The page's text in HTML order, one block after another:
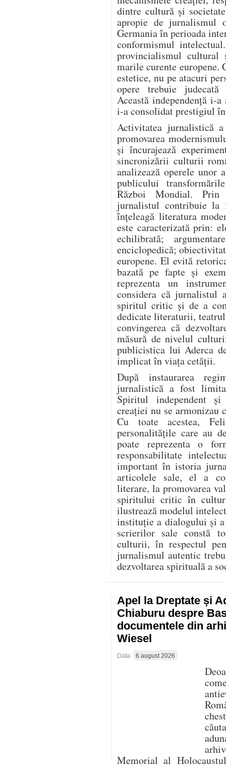
dintre cultură și
apropie de jurnalismul
Germania în perioada
conformismul
provincialismul
marile curente europene.
estetice, nu pe atacuri
opere trebuie
Această independență i-
i-a consolidat prestigiul
Activitatea jurnalistică
promovarea
și încurajează
sincronizării culturii
analizează operele unor
publicului
Război Mondial. Prin
jurnalistul contribuie la
înțeleagă literatura
este caracterizată prin:
echilibrată;
enciclopedică;
europene. El evită
bazată pe fapte și
reprezenta un
considera că jurnalistul
spiritul critic și de a
dedicate literaturii,
convingerea că
măsură de nivelul
publicistica lui Aderca
implicat în viața cetății.
După instaurarea
jurnalistică a fost
Spiritul independent
creației nu se armonizau
Cu toate acestea,
personalitățile care au
poate reprezenta o
responsabilitate
important în istoria
articolele sale, el a
literare, la promovarea
spiritului critic în
ilustrează modelul
instituție a dialogului și
scrierilor sale constă
culturii, în respectul
jurnalismul autentic
dezvoltarea spirituală a
Apel la Dreptate și
Chiaburu despre
documentele din
Wiesel
Data: 6 august 2026
Memorial al